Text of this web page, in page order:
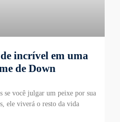
incrível em uma
de Down
se você julgar um peixe por sua
ele viverá o resto da vida